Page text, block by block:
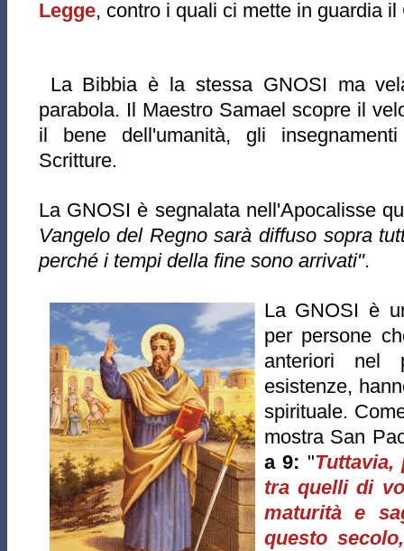
Legge, contro i quali ci mette in guardia il
La Bibbia è la stessa GNOSI ma
parabola. Il Maestro Samael scopre il
il bene dell'umanità, gli
Scritture.
La GNOSI è segnalata nell'Apocalisse
Vangelo del Regno sarà diffuso sopra
perché i tempi della fine sono arrivati".
La GNOSI è
per persone
anteriori nel
esistenze,
spirituale.
mostra San
a 9: "Tuttavia,
tra quelli di
maturità e
questo